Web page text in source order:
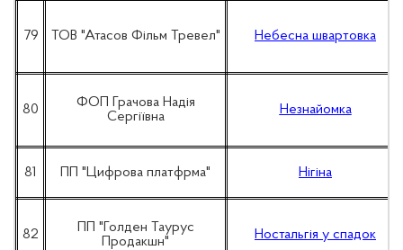
79 ТОВ "Атасов Фільм Тревел" Небесна швартовка
80
ФОП Грачова Надія
Сергіївна
Незнайомка
81 ПП "Цифрова платфрма" Нігіна
82
ПП "Голден Таурус
Продакшн"
Ностальгія у спадок